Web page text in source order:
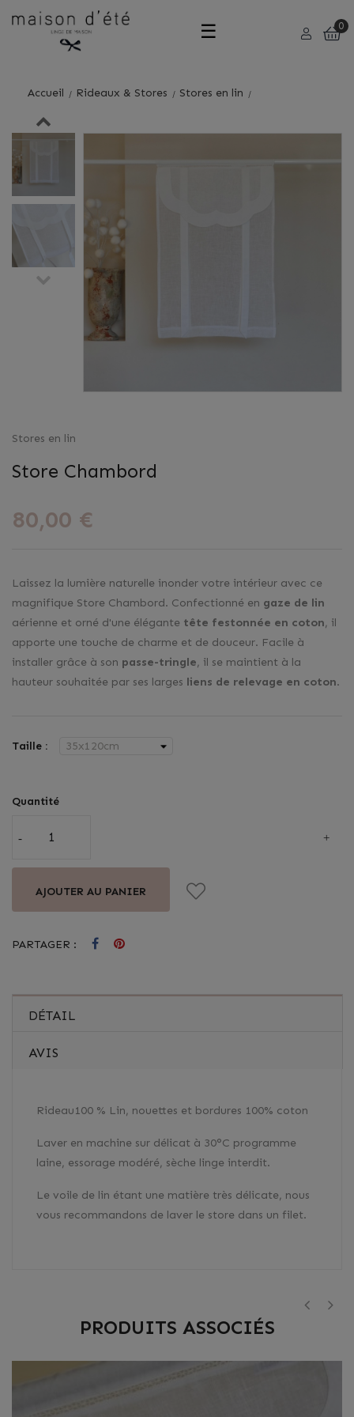
Basculer
la
☰ 0
Accueil Rideaux & Stores Stores en lin
Stores en lin
Store Chambord
80,00 €
Laissez la lumière naturelle inonder votre intérieur avec ce
magnifique Store Chambord. Confectionné en gaze de lin
aérienne et orné d'une élégante tête festonnée en coton, il
apporte une touche de charme et de douceur. Facile à
installer grâce à son passe-tringle, il se maintient à la
hauteur souhaitée par ses larges liens de relevage en coton.
Taille :
Quantité
AJOUTER AU PANIER
PARTAGER :
DÉTAIL
AVIS
Rideau100 % Lin, nouettes et bordures 100% coton
Laver en machine sur délicat à 30°C programme
laine, essorage modéré, sèche linge interdit.
Le voile de lin étant une matière très délicate, nous
vous recommandons de laver le store dans un filet.
PRODUITS ASSOCIÉS